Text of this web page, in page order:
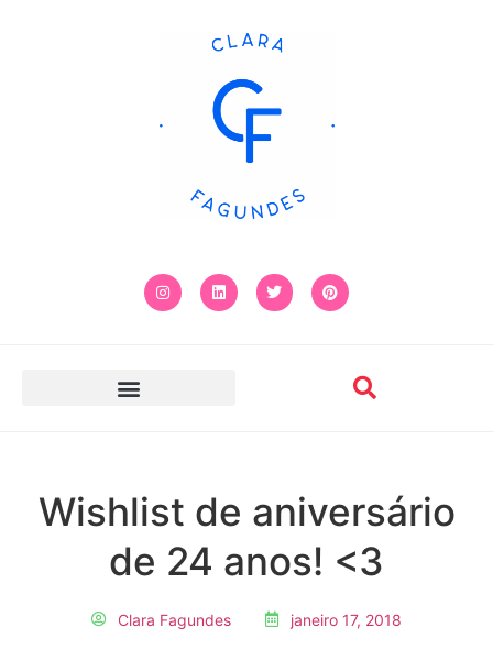
Wishlist de aniversário
de 24 anos! <3
Clara Fagundes janeiro 17, 2018